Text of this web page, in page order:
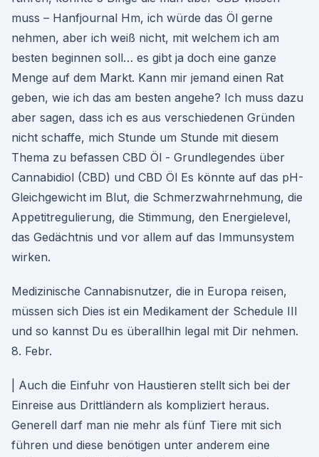
muss – Hanfjournal Hm, ich würde das Öl gerne
nehmen, aber ich weiß nicht, mit welchem ich am
besten beginnen soll… es gibt ja doch eine ganze
Menge auf dem Markt. Kann mir jemand einen Rat
geben, wie ich das am besten angehe? Ich muss dazu
aber sagen, dass ich es aus verschiedenen Gründen
nicht schaffe, mich Stunde um Stunde mit diesem
Thema zu befassen CBD Öl - Grundlegendes über
Cannabidiol (CBD) und CBD Öl Es könnte auf das pH-
Gleichgewicht im Blut, die Schmerzwahrnehmung, die
Appetitregulierung, die Stimmung, den Energielevel,
das Gedächtnis und vor allem auf das Immunsystem
wirken.
Medizinische Cannabisnutzer, die in Europa reisen,
müssen sich Dies ist ein Medikament der Schedule III
und so kannst Du es überallhin legal mit Dir nehmen.
8. Febr.
| Auch die Einfuhr von Haustieren stellt sich bei der
Einreise aus Drittländern als kompliziert heraus.
Generell darf man nie mehr als fünf Tiere mit sich
führen und diese benötigen unter anderem eine